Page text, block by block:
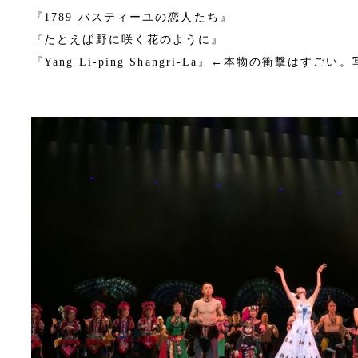
『1789 バスティーユの恋人たち』
『たとえば野に咲く花のように』
『Yang Li-ping Shangri-La』←本物の衝撃はすごい。